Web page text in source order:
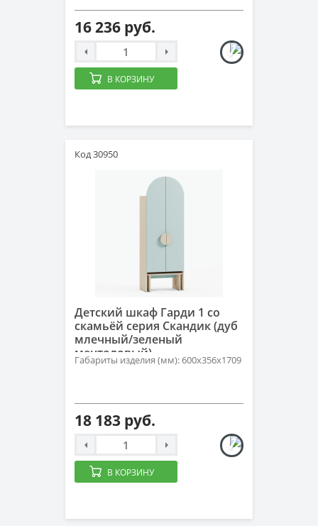
16 236 руб.
В КОРЗИНУ
Код 30950
Детский шкаф Гарди 1 со
скамьёй серия Скандик (дуб
млечный/зеленый
ментоловый)
Габариты изделия (мм): 600х356х1709
18 183 руб.
В КОРЗИНУ